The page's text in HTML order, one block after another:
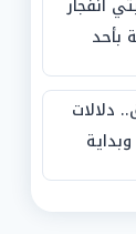
انفجار
بأحد
دلالات